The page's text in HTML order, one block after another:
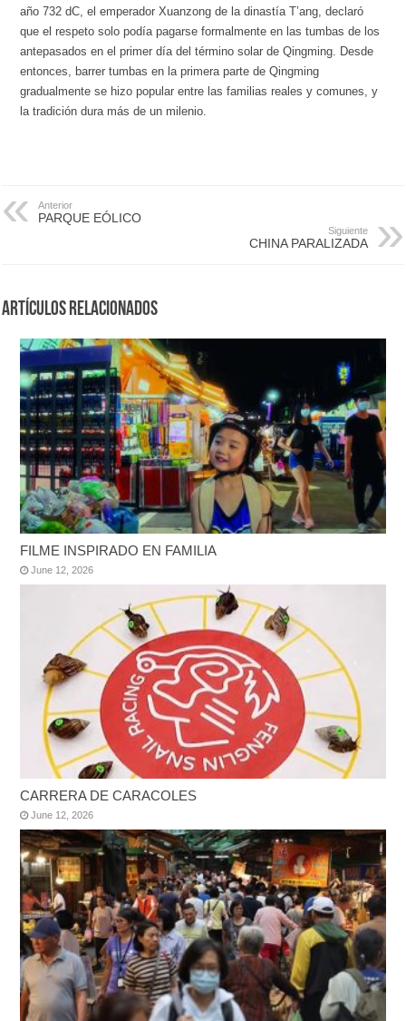
año 732 dC, el emperador Xuanzong de la dinastía T’ang, declaró
que el respeto solo podía pagarse formalmente en las tumbas de los
antepasados en el primer día del término solar de Qingming. Desde
entonces, barrer tumbas en la primera parte de Qingming
gradualmente se hizo popular entre las familias reales y comunes, y
la tradición dura más de un milenio.
Anterior
PARQUE EÓLICO
Siguiente
CHINA PARALIZADA
Artículos Relacionados
FILME INSPIRADO EN FAMILIA
June 12, 2026
CARRERA DE CARACOLES
June 12, 2026